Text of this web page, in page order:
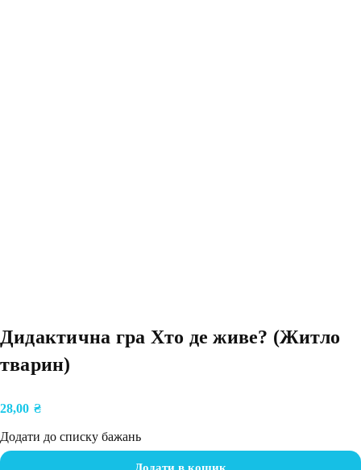
Дидактична гра Хто де живе? (Житло
тварин)
28,00 ₴
Додати до списку бажань